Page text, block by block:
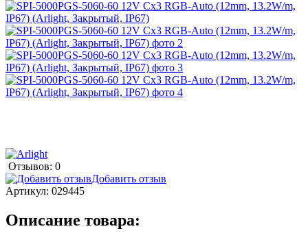
Отзывов: 0
Добавить отзыв
Артикул: 029445
Описание товара: